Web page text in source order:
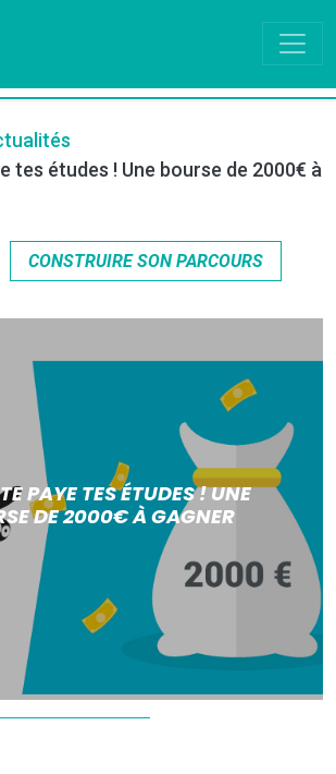
tes études ! Une bourse de 2000€ à
CONSTRUIRE SON PARCOURS
PAYE TES ÉTUDES ! UNE
DE 2000€ À GAGNER